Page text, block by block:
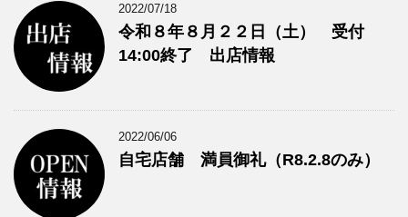
2022/07/18
令和８年８月２２日（土） 受付
14:00終了 出店情報
2022/06/06
自宅店舗 満員御礼（R8.2.8のみ）